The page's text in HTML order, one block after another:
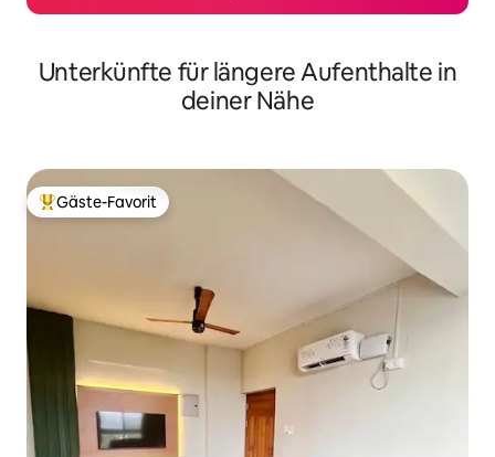
Unterkünfte für längere Aufenthalte in
deiner Nähe
Beliebter Gäste-Favorit.
Gäste-Favorit